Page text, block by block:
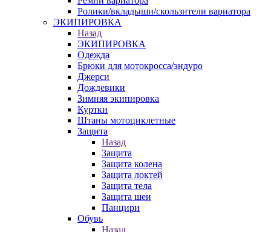
Ролики/вкладыши/скользители вариатора
ЭКИПИРОВКА
Назад
ЭКИПИРОВКА
Одежда
Брюки для мотокросса/эндуро
Джерси
Дождевики
Зимняя экипировка
Куртки
Штаны мотоциклетные
Защита
Назад
Защита
Защита колена
Защита локтей
Защита тела
Защита шеи
Панцири
Обувь
Назад